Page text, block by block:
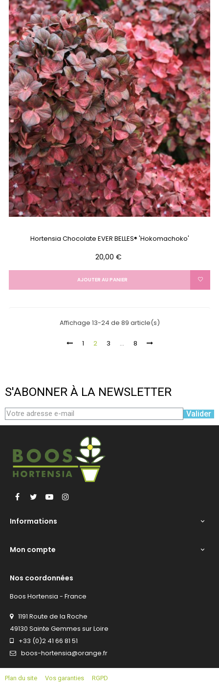
Hortensia Chocolate EVER BELLES® 'Hokomachoko'
Prix
20,00 €
AJOUTER AU PANIER
Affichage 13-24 de 89 article(s)
1 2 3 … 8
S'ABONNER À LA NEWSLETTER
Valider
Facebook
Twitter YouTube
Informations 
Mon compte 
Nos coordonnées
Boos Hortensia - France
1191 Route de la Roche
49130 Sainte Gemmes sur Loire
+33 (0)2 41 66 81 51
boos-hortensia@orange.fr
Plan du site Vos garanties RGPD